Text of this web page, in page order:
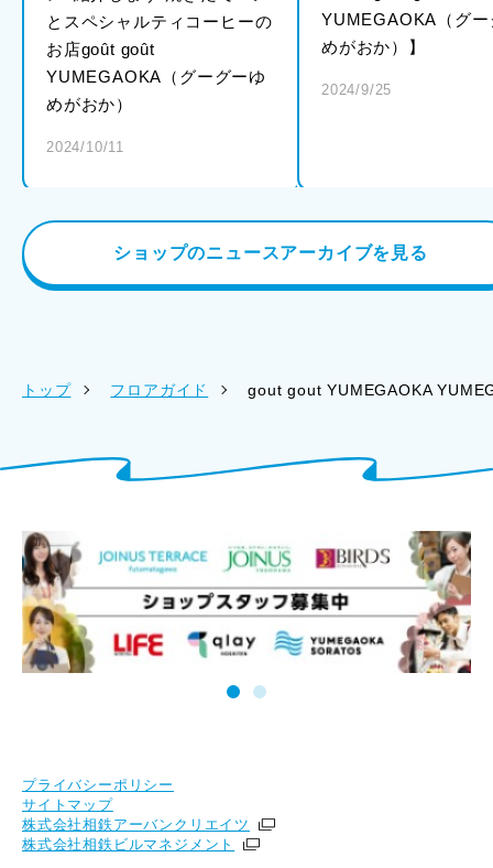
とスペシャルティコーヒーの
お店goût goût
YUMEGAOKA（グーグーゆ
めがおか）
2024/10/11
YUMEGAOKA（グー
めがおか）】
2024/9/25
ショップのニュースアーカイブを見る
トップ フロアガイド gout gout YUMEGAOKA
プライバシーポリシー
サイトマップ
株式会社相鉄アーバンクリエイツ
株式会社相鉄ビルマネジメント